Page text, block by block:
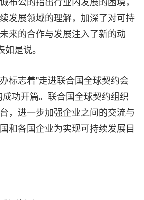
发展领域的理解，加深了对可持
来的合作与发展注入了新的动
是说。
标志着"走进联合国全球契约会
功开篇。联合国全球契约组织
，进一步加强企业之间的交流与
和各国企业为实现可持续发展目